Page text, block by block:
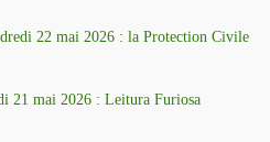
22 mai 2026 : la Protection Civile
21 mai 2026 : Leitura Furiosa